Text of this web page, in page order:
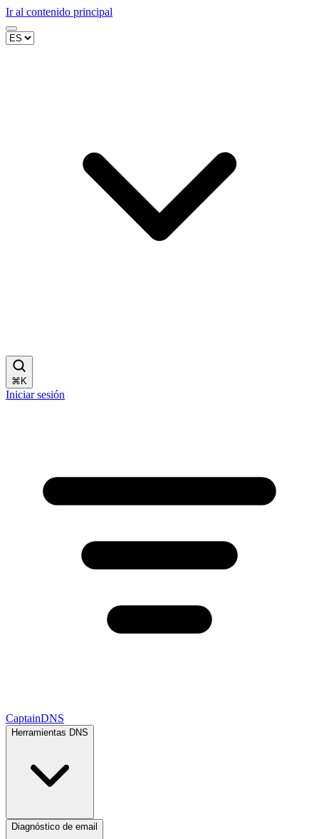
Ir al contenido principal
⌘ K
Iniciar sesión
CaptainDNS
Herramientas DNS
Diagnóstico de email